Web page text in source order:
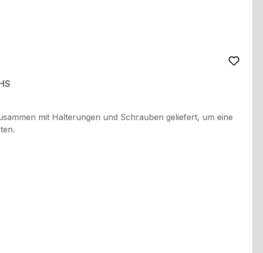
mit Halterungen und Schrauben geliefert, um eine